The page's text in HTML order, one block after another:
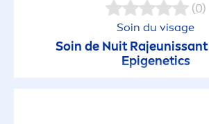
(0)
Soin du visage
Soin de Nuit Rajeunissant
Epigenetics